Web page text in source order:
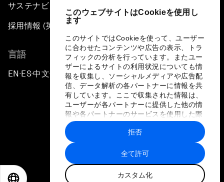
このウェブサイトはCookieを使用し
ます
このサイトではCookieを使って、ユーザー
に合わせたコンテンツや広告の表示、トラ
フィックの分析を行っています。またユー
ザーによるサイトの利用状況についても情
報を収集し、ソーシャルメディアや広告配
信、データ解析の各パートナーに情報を共
有しています。ここで収集された情報は、
ユーザーが各パートナーに提供した他の情
報や各パートナーのサービスを使用した際
に収集された情報と組み合わされ、各パー
トナーによって使用されることがありま
す。
全て許可
カスタム化
拒否
サステナビリティへの取り組み
採用情報 (英語のみ)
言語
EN ▪ES▪中文▪ 日本語
プライバシーポリシーと利用規約
サイトマップ
©
世界経済フォーラム